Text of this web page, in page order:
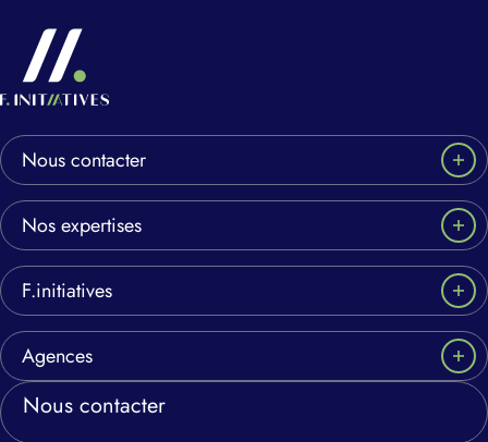
Nous contacter
Nos expertises
F.initiatives
Agences
Nous contacter